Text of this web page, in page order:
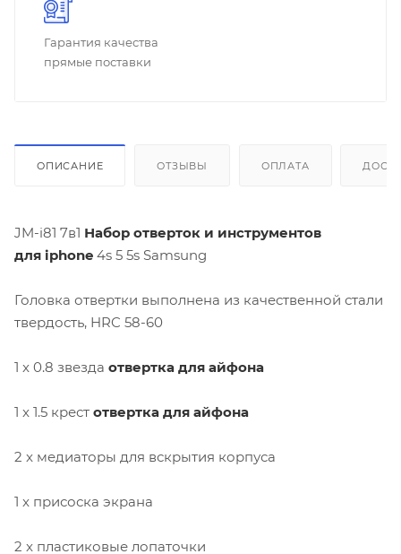
Гарантия качества
прямые поставки
ОПИСАНИЕ ОТЗЫВЫ ОПЛАТА
JM-i81 7в1 Набор отверток и инструментов
для iphone 4s 5 5s Samsung
Головка отвертки выполнена из качественной стали
твердость, HRC 58-60
1 x 0.8 звезда отвертка для айфона
1 x 1.5 крест отвертка для айфона
2 x медиаторы для вскрытия корпуса
1 x присоска экрана
2 x пластиковые лопаточки